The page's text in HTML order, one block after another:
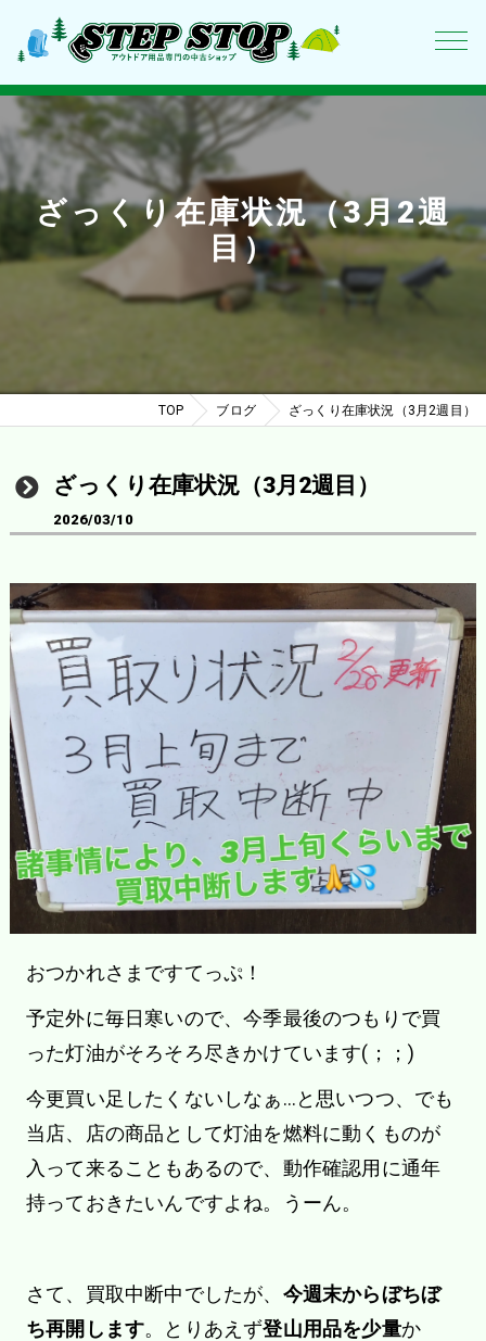
ざっくり在庫状況（3月2週
目）
TOP ブログ ざっくり在庫状況（3月2週目）
ざっくり在庫状況（3月2週目）
2026/03/10
おつかれさまですてっぷ！
予定外に毎日寒いので、今季最後のつもりで買
った灯油がそろそろ尽きかけています(；；)
今更買い足したくないしなぁ…と思いつつ、でも
当店、店の商品として灯油を燃料に動くものが
入って来ることもあるので、動作確認用に通年
持っておきたいんですよね。うーん。
さて、買取中断中でしたが、 今週末からぼちぼ
ち再開します。とりあえず登山用品を少量か